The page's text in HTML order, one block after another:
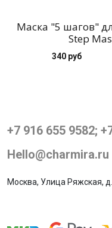
Маска "5 шагов"
Step
340 руб
+7 916 655 9582;
Hello@charmira.ru
Москва, Улица Ряжская, д.